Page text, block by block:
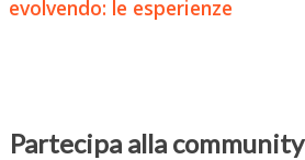
evolvendo: le esperienze
Partecipa alla community